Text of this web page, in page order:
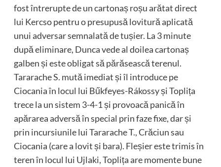
fost întrerupte de un cartonaș roșu arătat direct
lui Kercso pentru o presupusă lovitură aplicată
unui adversar semnalată de tușier. La 3 minute
după eliminare, Dunca vede al doilea cartonaș
galben și este obligat să părăsească terenul.
Tararache S. mută imediat și îl introduce pe
Ciocania în locul lui Bűkfeyes-Rákossy și Toplița
trece la un sistem 3-4-1 și provoacă panică în
apărarea adversă în special prin faze fixe, dar și
prin incursiunile lui Tararache T., Crăciun sau
Ciocania (care a lovit și bara). Fleșier este trimis în
teren în locul lui Ujlaki, Toplița are momente bune